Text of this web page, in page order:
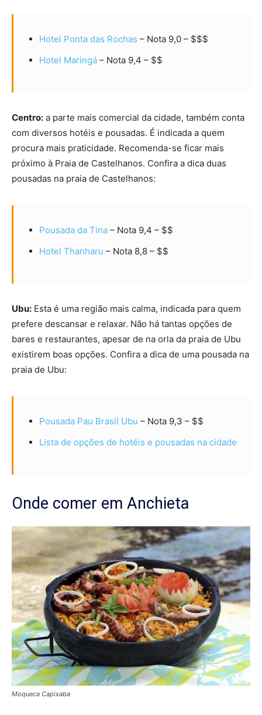
Hotel Ponta das Rochas – Nota 9,0 – $$$
Hotel Maringá – Nota 9,4 – $$
Centro: a parte mais comercial da cidade, também conta
com diversos hotéis e pousadas. É indicada a quem
procura mais praticidade. Recomenda-se ficar mais
próximo à Praia de Castelhanos. Confira a dica duas
pousadas na praia de Castelhanos:
Pousada da Tina – Nota 9,4 – $$
Hotel Thanharu – Nota 8,8 – $$
Ubu: Esta é uma região mais calma, indicada para quem
prefere descansar e relaxar. Não há tantas opções de
bares e restaurantes, apesar de na orla da praia de Ubu
existirem boas opções. Confira a dica de uma pousada na
praia de Ubu:
Pousada Pau Brasil Ubu – Nota 9,3 – $$
Lista de opções de hotéis e pousadas na cidade
Onde comer em Anchieta
Moqueca Capixaba